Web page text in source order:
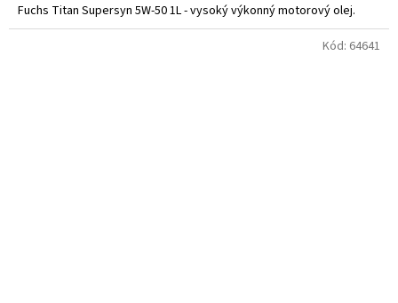
Fuchs Titan Supersyn 5W-50 1L - vysoký výkonný motorový olej.
Kód: 64641